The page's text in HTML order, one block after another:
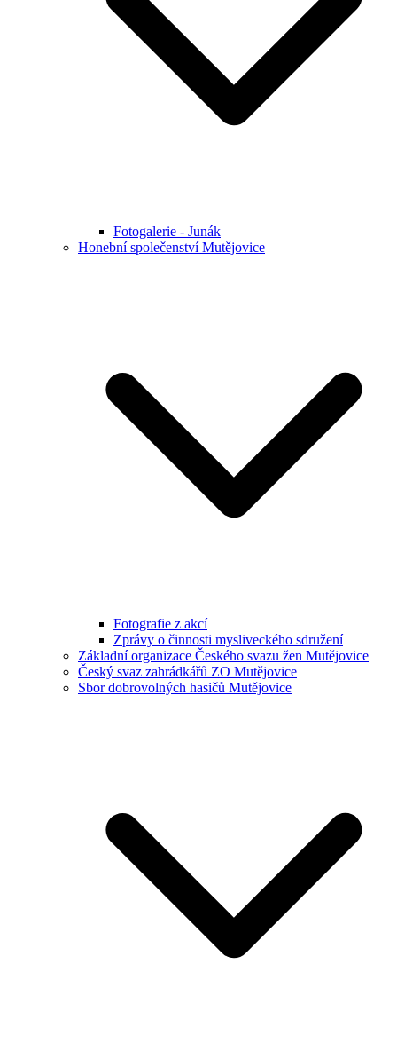
Fotogalerie - Junák
Honební společenství Mutějovice
Fotografie z akcí
Zprávy o činnosti mysliveckého sdružení
Základní organizace Českého svazu žen Mutějovice
Český svaz zahrádkářů ZO Mutějovice
Sbor dobrovolných hasičů Mutějovice